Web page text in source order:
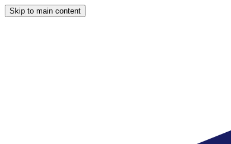
Skip to main content